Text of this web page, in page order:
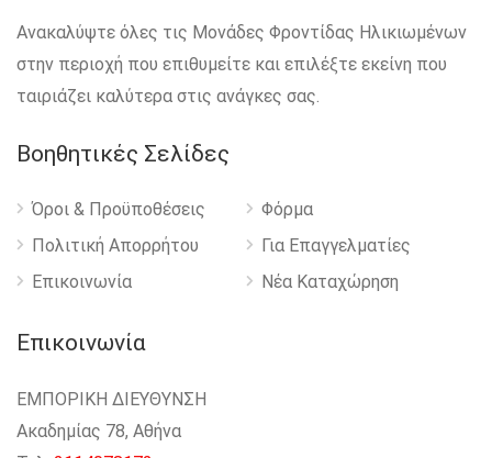
Ανακαλύψτε όλες τις Μονάδες Φροντίδας Ηλικιωμένων
στην περιοχή που επιθυμείτε και επιλέξτε εκείνη που
ταιριάζει καλύτερα στις ανάγκες σας.
Βοηθητικές Σελίδες
Όροι & Προϋποθέσεις
Πολιτική Απορρήτου
Επικοινωνία
Φόρμα
Για Επαγγελματίες
Νέα Καταχώρηση
Επικοινωνία
ΕΜΠΟΡΙΚΗ ΔΙΕΥΘΥΝΣΗ
Ακαδημίας 78, Αθήνα